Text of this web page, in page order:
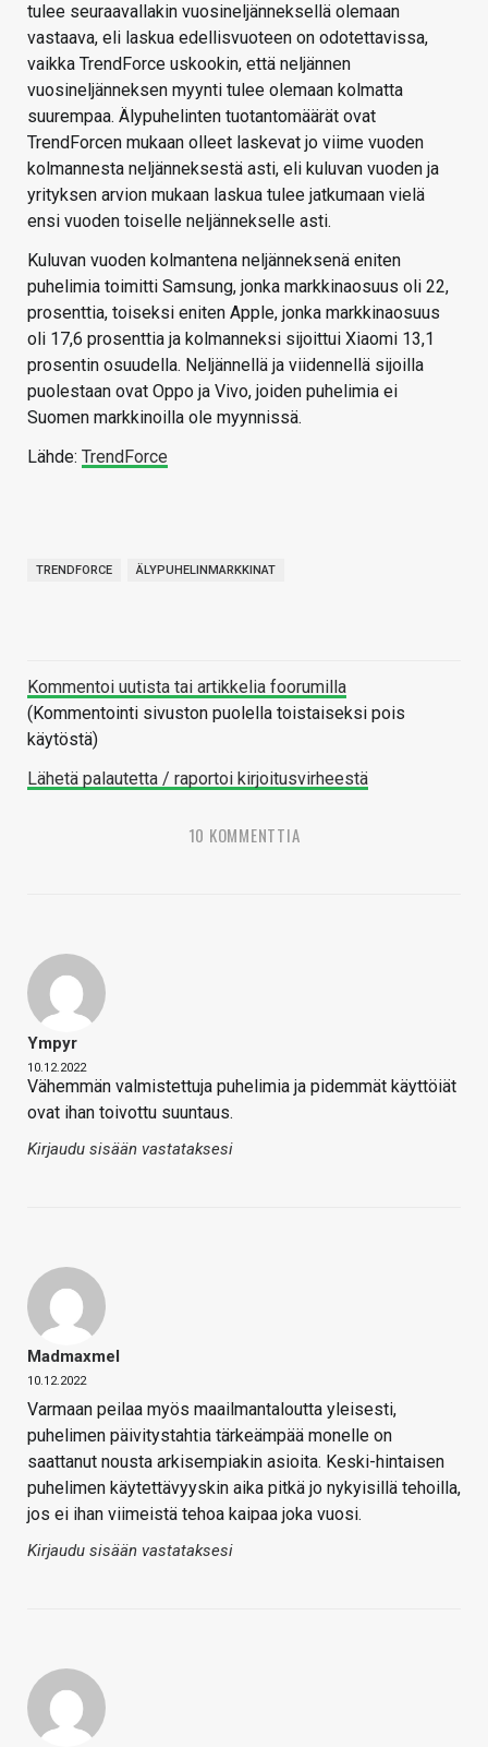
tulee seuraavallakin vuosineljänneksellä olemaan
vastaava, eli laskua edellisvuoteen on odotettavissa,
vaikka TrendForce uskookin, että neljännen
vuosineljänneksen myynti tulee olemaan kolmatta
suurempaa. Älypuhelinten tuotantomäärät ovat
TrendForcen mukaan olleet laskevat jo viime vuoden
kolmannesta neljänneksestä asti, eli kuluvan vuoden ja
yrityksen arvion mukaan laskua tulee jatkumaan vielä
ensi vuoden toiselle neljännekselle asti.
Kuluvan vuoden kolmantena neljänneksenä eniten
puhelimia toimitti Samsung, jonka markkinaosuus oli 22,
prosenttia, toiseksi eniten Apple, jonka markkinaosuus
oli 17,6 prosenttia ja kolmanneksi sijoittui Xiaomi 13,1
prosentin osuudella. Neljännellä ja viidennellä sijoilla
puolestaan ovat Oppo ja Vivo, joiden puhelimia ei
Suomen markkinoilla ole myynnissä.
Lähde: TrendForce
TRENDFORCE ÄLYPUHELINMARKKINAT
Kommentoi uutista tai artikkelia foorumilla
(Kommentointi sivuston puolella toistaiseksi pois
käytöstä)
Lähetä palautetta / raportoi kirjoitusvirheestä
10 KOMMENTTIA
Ympyr
10.12.2022
Vähemmän valmistettuja puhelimia ja pidemmät käyttöiät
ovat ihan toivottu suuntaus.
Kirjaudu sisään vastataksesi
Madmaxmel
10.12.2022
Varmaan peilaa myös maailmantaloutta yleisesti,
puhelimen päivitystahtia tärkeämpää monelle on
saattanut nousta arkisempiakin asioita. Keski-hintaisen
puhelimen käytettävyyskin aika pitkä jo nykyisillä tehoilla,
jos ei ihan viimeistä tehoa kaipaa joka vuosi.
Kirjaudu sisään vastataksesi